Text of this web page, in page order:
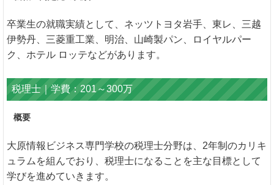
卒業生の就職実績として、ネッツトヨタ岩手、東レ、三越
伊勢丹、三菱重工業、明治、山崎製パン、ロイヤルパー
ク、ホテル ロッテなどがあります。
税理士｜学費：201～300万
概要
大原情報ビジネス専門学校の税理士分野は、2年制のカリキ
ュラムを組んでおり、税理士になることを主な目標として
学びを進めていきます。